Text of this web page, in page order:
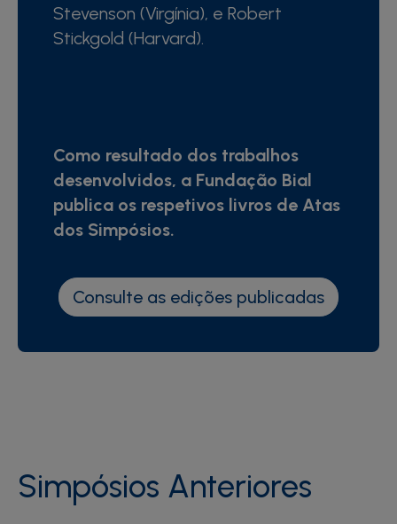
Stevenson (Virgínia), e Robert
Stickgold (Harvard).
Como resultado dos trabalhos
desenvolvidos, a Fundação Bial
publica os respetivos livros de Atas
dos Simpósios.
Consulte as edições publicadas
Simpósios Anteriores